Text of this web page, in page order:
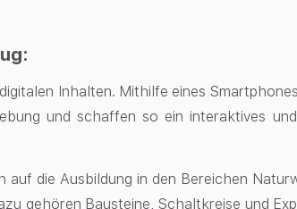
Inhalten. Mithilfe eines
und schaffen so ein interaktives
auf die Ausbildung in den Bereichen
gehören Bausteine, Schaltkreise und